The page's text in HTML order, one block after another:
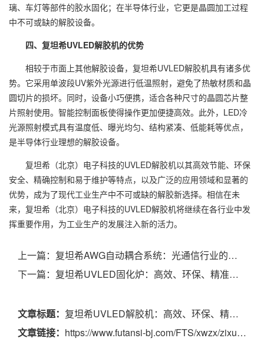
璃、车灯等部件的胶水固化；在半导体行业，它更是晶圆加工过程
中不可或缺的解胶设备。
四、复坦希UVLED解胶机的优势
相较于市面上其他解胶设备，复坦希UVLED解胶机具有诸多优
势。它采用单波段UV紫外光源进行低温照射，避免了热敏材质和晶
圆切片的损坏。同时，设备小巧便携，适合各种尺寸的晶圆芯片整
片照射使用。智能控制面板使得操作更加便捷高效。此外，LED冷
光源照射模式具有温度低、曝光均匀、结构紧凑、低能耗等优点，
是半导体行业理想的解胶设备。
复坦希（北京）电子科技的UVLED解胶机以其高效节能、环保
安全、精确控制和易于维护等特点，以及广泛的应用领域和显著的
优势，成为了现代工业生产中不可或缺的解胶新选择。相信在未
来，复坦希（北京）电子科技的UVLED解胶机将继续在各行业中发
挥重要作用，为工业生产的发展注入新的活力。
上一篇： 复坦希AWG自动耦合系统：光通信行业的得力助手
下一篇： 复坦希UVLED固化炉：高效、环保、精准的固化新选择
文章标题： 复坦希UVLED解胶机：高效、环保、精确的解胶新选择
文章链接： https://www.futansi-bj.com/FTS/xwzx/zixun/520.html